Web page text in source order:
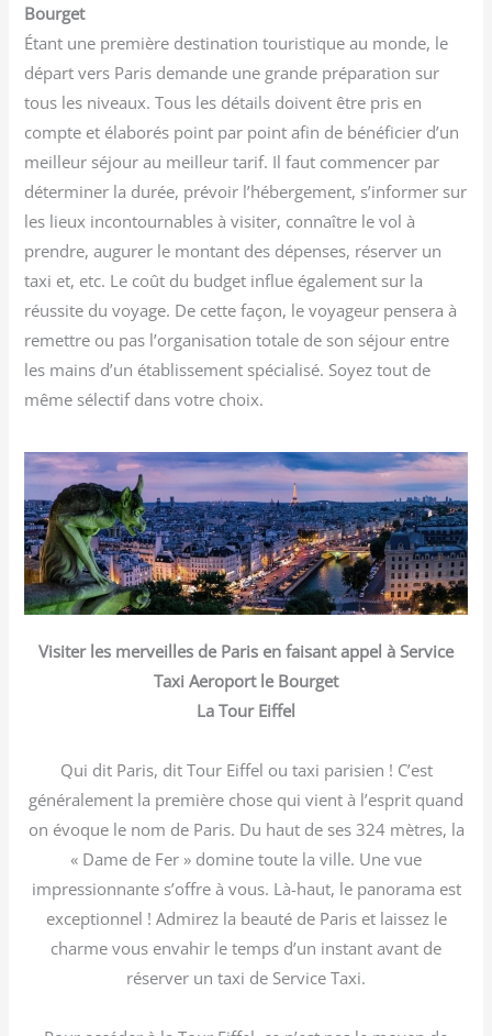
Bourget
Étant une première destination touristique au monde, le
départ vers Paris demande une grande préparation sur
tous les niveaux. Tous les détails doivent être pris en
compte et élaborés point par point afin de bénéficier d’un
meilleur séjour au meilleur tarif. Il faut commencer par
déterminer la durée, prévoir l’hébergement, s’informer sur
les lieux incontournables à visiter, connaître le vol à
prendre, augurer le montant des dépenses, réserver un
taxi et, etc. Le coût du budget influe également sur la
réussite du voyage. De cette façon, le voyageur pensera à
remettre ou pas l’organisation totale de son séjour entre
les mains d’un établissement spécialisé. Soyez tout de
même sélectif dans votre choix.
Visiter les merveilles de Paris en faisant appel à Service
Taxi Aeroport le Bourget
La Tour Eiffel
Qui dit Paris, dit Tour Eiffel ou taxi parisien ! C’est
généralement la première chose qui vient à l’esprit quand
on évoque le nom de Paris. Du haut de ses 324 mètres, la
« Dame de Fer » domine toute la ville. Une vue
impressionnante s’offre à vous. Là-haut, le panorama est
exceptionnel ! Admirez la beauté de Paris et laissez le
charme vous envahir le temps d’un instant avant de
réserver un taxi de Service Taxi.